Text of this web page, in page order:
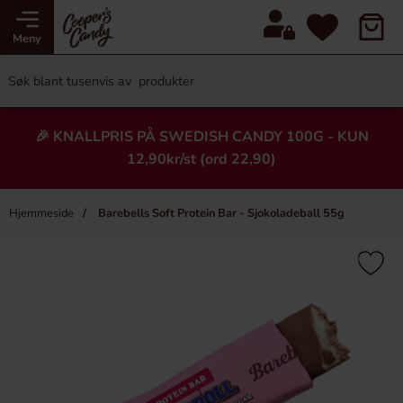
Meny
🎉 KNALLPRIS PÅ SWEDISH CANDY 100G - KUN
12,90kr/st (ord 22,90)
Hjemmeside Barebells Soft Protein Bar - Sjokoladeball 55g
×